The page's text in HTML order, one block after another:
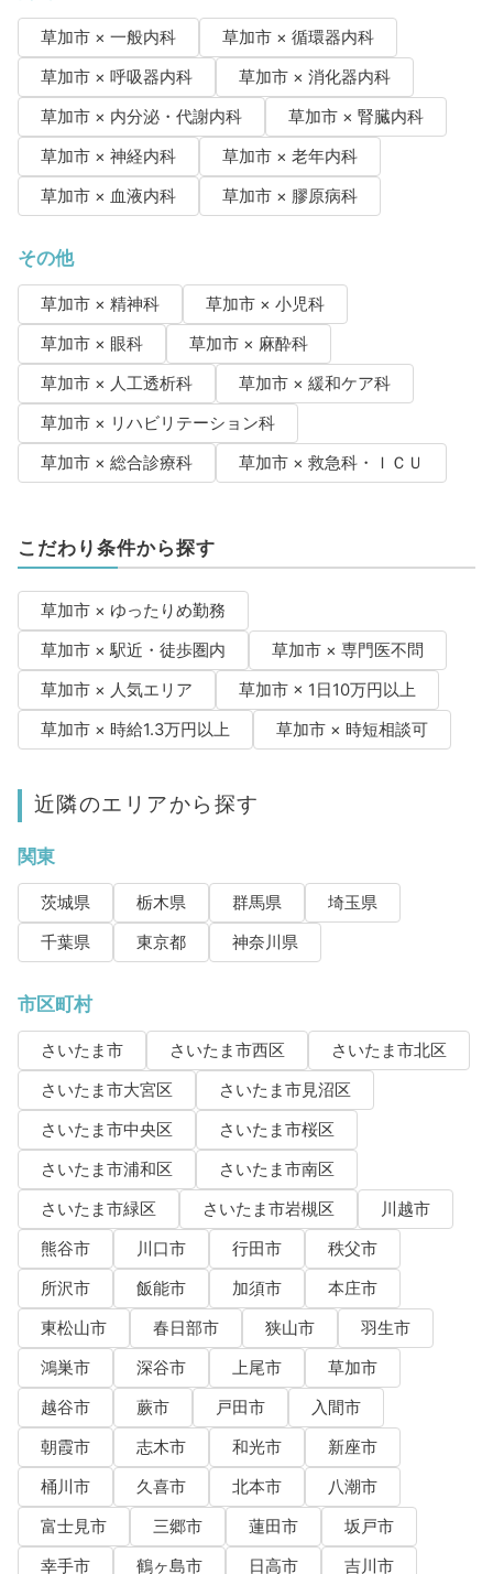
草加市 × 一般内科
草加市 × 循環器内科
草加市 × 呼吸器内科
草加市 × 消化器内科
草加市 × 内分泌・代謝内科
草加市 × 腎臓内科
草加市 × 神経内科
草加市 × 老年内科
草加市 × 血液内科
草加市 × 膠原病科
その他
草加市 × 精神科
草加市 × 小児科
草加市 × 眼科
草加市 × 麻酔科
草加市 × 人工透析科
草加市 × 緩和ケア科
草加市 × リハビリテーション科
草加市 × 総合診療科
草加市 × 救急科・ＩＣＵ
こだわり条件から探す
草加市 × ゆったりめ勤務
草加市 × 駅近・徒歩圏内
草加市 × 専門医不問
草加市 × 人気エリア
草加市 × 1日10万円以上
草加市 × 時給1.3万円以上
草加市 × 時短相談可
近隣のエリアから探す
関東
茨城県 栃木県 群馬県
埼玉県
千葉県
東京都 神奈川県
市区町村
さいたま市 さいたま市西区
さいたま市北区
さいたま市大宮区
さいたま市見沼区
さいたま市中央区
さいたま市桜区
さいたま市浦和区
さいたま市南区
さいたま市緑区
さいたま市岩槻区
川越市
熊谷市
川口市 行田市
秩父市
所沢市
飯能市 加須市
本庄市
東松山市
春日部市 狭山市
羽生市
鴻巣市
深谷市 上尾市
草加市
越谷市
蕨市 戸田市
入間市
朝霞市
志木市 和光市
新座市
桶川市
久喜市 北本市
八潮市
富士見市
三郷市 蓮田市
坂戸市
幸手市
鶴ヶ島市 日高市
吉川市